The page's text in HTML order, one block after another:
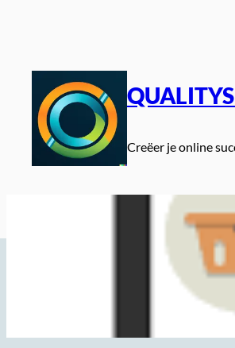
Creëer je online